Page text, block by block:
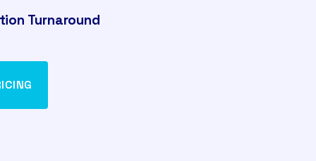
Turnaround